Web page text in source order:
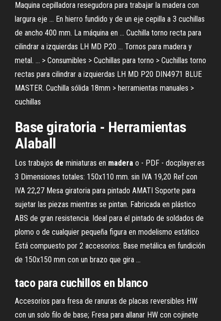
Maquina cepilladora resegudora para trabajar la madera con
largura eje ... En hierro fundido y de un eje cepilla a 3 cuchillas
de ancho 400 mm. La máquina en ... Cuchilla torno recta para
cilindrar a izquierdas LH MD P20 ... Tornos para madera y
metal. ... > Consumibles > Cuchillas para torno > Cuchillas torno
rectas para cilindrar a izquierdas LH MD P20 DIN4971 BLUE
MASTER. Cuchilla sólida 18mm > herramientas manuales >
cuchillas
Base giratoria - Herramientas
Alaball
Los trabajos de miniaturas en madera o - PDF - docplayer.es
3 Dimensiones totales: 150x110 mm. sin IVA 19,20 Ref con
IVA 22,27 Mesa giratoria para pintado AMATI Soporte para
sujetar las piezas mientras se pintan. Fabricada en plástico
ABS de gran resistencia. Ideal para el pintado de soldados de
plomo o de cualquier pequeña figura en modelismo estático
Está compuesto por 2 accesorios: Base metálica en fundición
de 150x150 mm con un brazo que gira ...
taco para cuchillos en blanco
Accesorios para fresa de ranuras de placas reversibles HW
con un solo filo de base; Fresa para allanar HW con cojinete